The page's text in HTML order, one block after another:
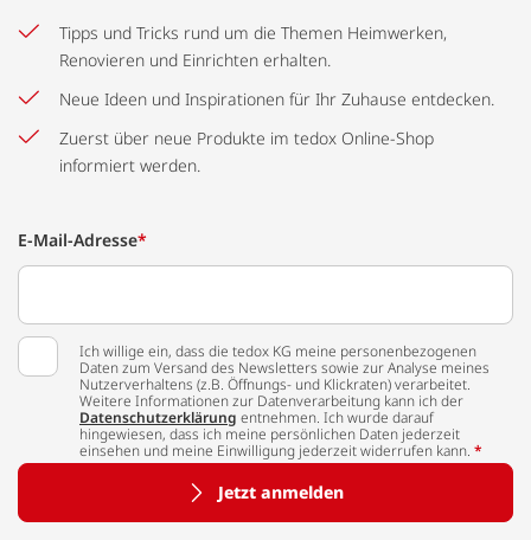
Tipps und Tricks rund um die Themen Heimwerken,
Renovieren und Einrichten erhalten.
Neue Ideen und Inspirationen für Ihr Zuhause entdecken.
Zuerst über neue Produkte im tedox Online-Shop
informiert werden.
E-Mail-Adresse*
Ich willige ein, dass die tedox KG meine personenbezogenen
Daten zum Versand des Newsletters sowie zur Analyse meines
Nutzerverhaltens (z.B. Öffnungs- und Klickraten) verarbeitet.
Weitere Informationen zur Datenverarbeitung kann ich der
Datenschutzerklärung entnehmen. Ich wurde darauf
hingewiesen, dass ich meine persönlichen Daten jederzeit
einsehen und meine Einwilligung jederzeit widerrufen kann. *
Jetzt anmelden